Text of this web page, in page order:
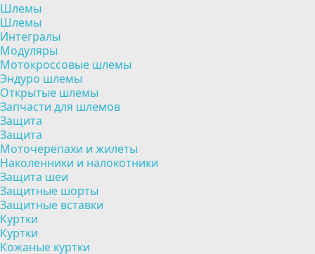
Шлемы
Шлемы
Интегралы
Модуляры
Мотокроссовые шлемы
Эндуро шлемы
Открытые шлемы
Запчасти для шлемов
Защита
Защита
Моточерепахи и жилеты
Наколенники и налокотники
Защита шеи
Защитные шорты
Защитные вставки
Куртки
Куртки
Кожаные куртки